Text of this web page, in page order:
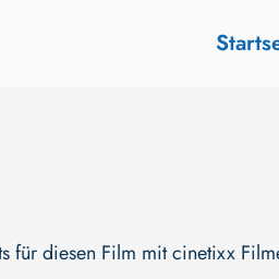
für diesen Film mit cinetixx